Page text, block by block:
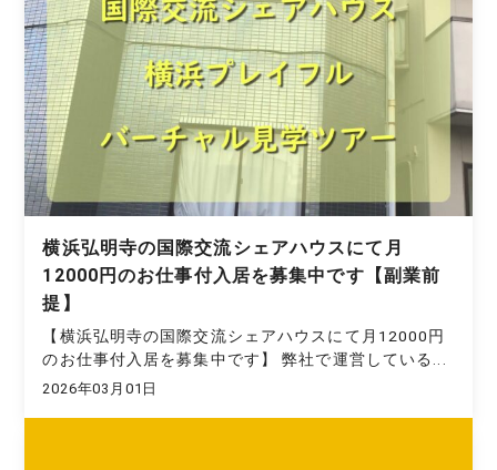
横浜弘明寺の国際交流シェアハウスにて月
12000円のお仕事付入居を募集中です【副業前
提】
【横浜弘明寺の国際交流シェアハウスにて月12000円
のお仕事付入居を募集中です】 弊社で運営している...
2026年03月01日